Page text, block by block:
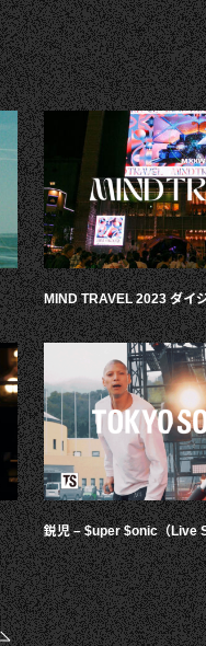
MIND TRAVEL 2023 ダイ
鋭児 – $uper $onic（Live